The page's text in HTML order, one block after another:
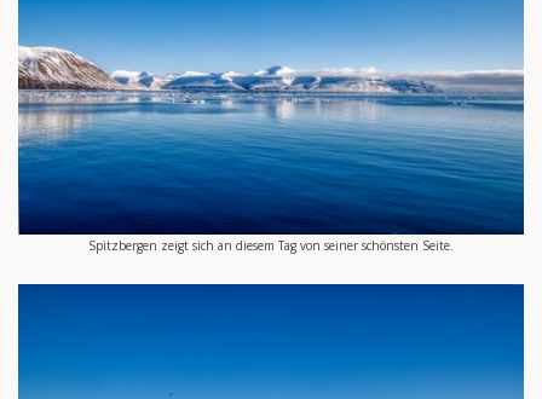
Spitzbergen zeigt sich an diesem Tag von seiner schönsten Seite.